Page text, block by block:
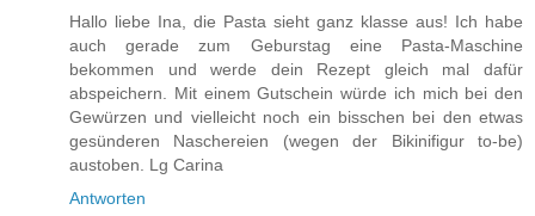
Hallo liebe Ina, die Pasta sieht ganz klasse aus! Ich habe
auch gerade zum Geburstag eine Pasta-Maschine
bekommen und werde dein Rezept gleich mal dafür
abspeichern. Mit einem Gutschein würde ich mich bei den
Gewürzen und vielleicht noch ein bisschen bei den etwas
gesünderen Naschereien (wegen der Bikinifigur to-be)
austoben. Lg Carina
Antworten